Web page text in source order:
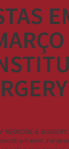
MEDICINE &
em Kent. Foi